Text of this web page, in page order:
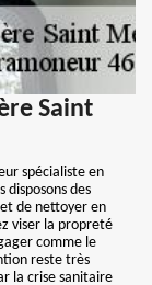
Saint
spécialiste en
des
de nettoyer en
viser la propreté
comme le
reste très
la crise sanitaire